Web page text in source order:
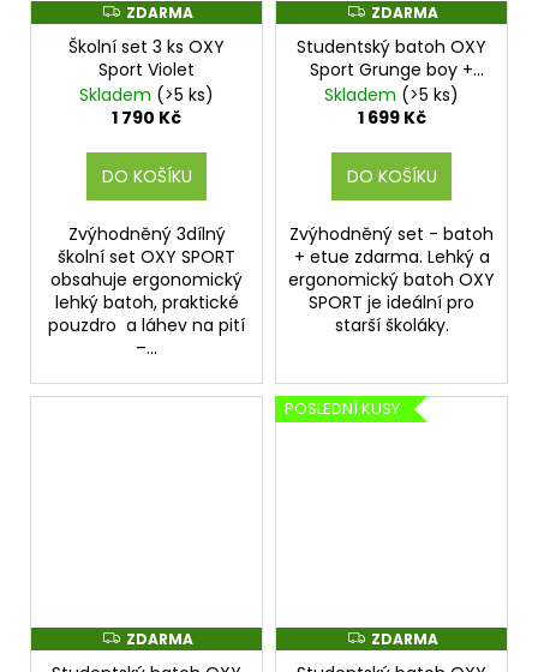
Z
D
A
M
A
ZDARMA
Školní set 3 ks OXY
Sport Violet
Skladem (>5 ks)
1 790 Kč
DO KOŠÍKU
Zvýhodněný 3dílný
školní set OXY SPORT
obsahuje ergonomický
lehký batoh, praktické
pouzdro a láhev na pití
–...
Z
D
A
R
M
A
ZDARMA
Studentský batoh OXY
Sport Grunge boy +
Etue zdarma
Skladem (>5 ks)
1 699 Kč
DO KOŠÍKU
Zvýhodněný set - batoh
+ etue zdarma. Lehký a
ergonomický batoh OXY
SPORT je ideální pro
starší školáky.
Z
D
ZDARMA
POSLEDNÍ KUSY
Z
D
ZDARMA